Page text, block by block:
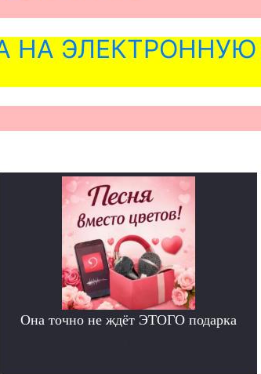
НА ЭЛЕКТРОННУЮ
Она точно не ждёт ЭТОГО подарка